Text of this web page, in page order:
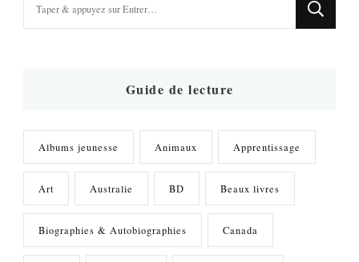
Guide de lecture
Albums jeunesse Animaux Apprentissage
Art Australie BD Beaux livres
Biographies & Autobiographies Canada